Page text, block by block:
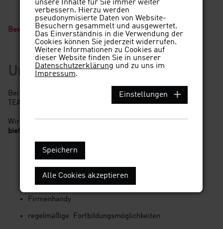
Ein freundliches und dynamisches Team
Gemeinsame Feiern und Events
Bewirb dich jetzt und werde Teil unseres Teams!
Unser Versprechen
Bei uns erwartet dich ein lockeres Arbeitsumfeld, in dem
TEAMGEIST großgeschrieben wird.
Wir zahlen leistungsgerecht,
bieten übertarifliche
betriebliche Altersvorsorge
Jobrad
Firmenhandy
regelmäßige Fortbildungsmöglichkeiten
unsere Inhalte für Sie immer weiter
verbessern. Hierzu werden
pseudonymisierte Daten von Website-
Besuchern gesammelt und ausgewertet.
Das Einverständnis in die Verwendung der
Cookies können Sie jederzeit widerrufen.
Weitere Informationen zu Cookies auf
dieser Website finden Sie in unserer
Datenschutzerklärung und zu uns im
Impressum.
Einstellungen
Speichern
Alle Cookies akzeptieren